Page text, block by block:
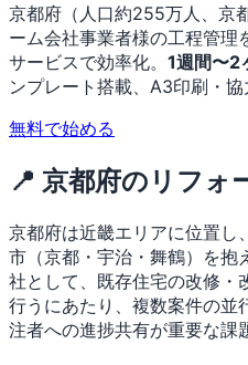
京都府（人口約255万人、京
ーム会社事業者様の工程管理
サービスで効率化。 1週間〜2
ンプレート搭載、A3印刷・協
無料で始める
📍 京都府のリフォ
京都府は近畿エリアに位置
市（京都・宇治・舞鶴）を抱
社として、既存住宅の改修・
行うにあたり、複数案件の並
注者への進捗共有が重要な課